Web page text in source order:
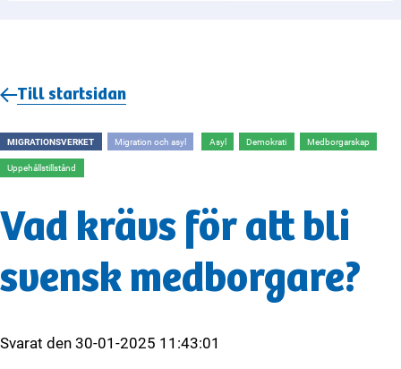
Till startsidan
MIGRATIONSVERKET Migration och asyl Asyl Demokrati Medborgarskap
Uppehållstillstånd
Vad krävs för att bli
svensk medborgare?
Svarat den30-01-2025 11:43:01